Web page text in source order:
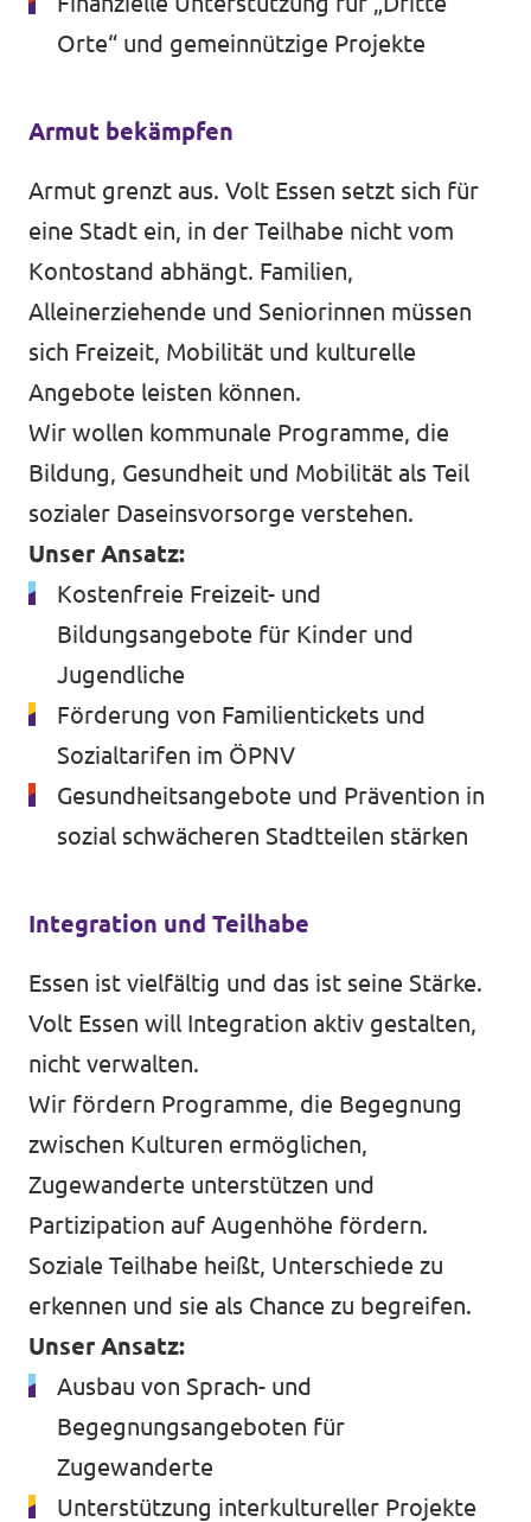
Orte“ und gemeinnützige Projekte
Armut bekämpfen
Armut grenzt aus. Volt Essen setzt sich für
eine Stadt ein, in der Teilhabe nicht vom
Kontostand abhängt. Familien,
Alleinerziehende und Seniorinnen müssen
sich Freizeit, Mobilität und kulturelle
Angebote leisten können.
Wir wollen kommunale Programme, die
Bildung, Gesundheit und Mobilität als Teil
sozialer Daseinsvorsorge verstehen.
Unser Ansatz:
Kostenfreie Freizeit- und
Bildungsangebote für Kinder und
Jugendliche
Förderung von Familientickets und
Sozialtarifen im ÖPNV
Gesundheitsangebote und Prävention in
sozial schwächeren Stadtteilen stärken
Integration und Teilhabe
Essen ist vielfältig und das ist seine Stärke.
Volt Essen will Integration aktiv gestalten,
nicht verwalten.
Wir fördern Programme, die Begegnung
zwischen Kulturen ermöglichen,
Zugewanderte unterstützen und
Partizipation auf Augenhöhe fördern.
Soziale Teilhabe heißt, Unterschiede zu
erkennen und sie als Chance zu begreifen.
Unser Ansatz:
Ausbau von Sprach- und
Begegnungsangeboten für
Zugewanderte
Unterstützung interkultureller Projekte